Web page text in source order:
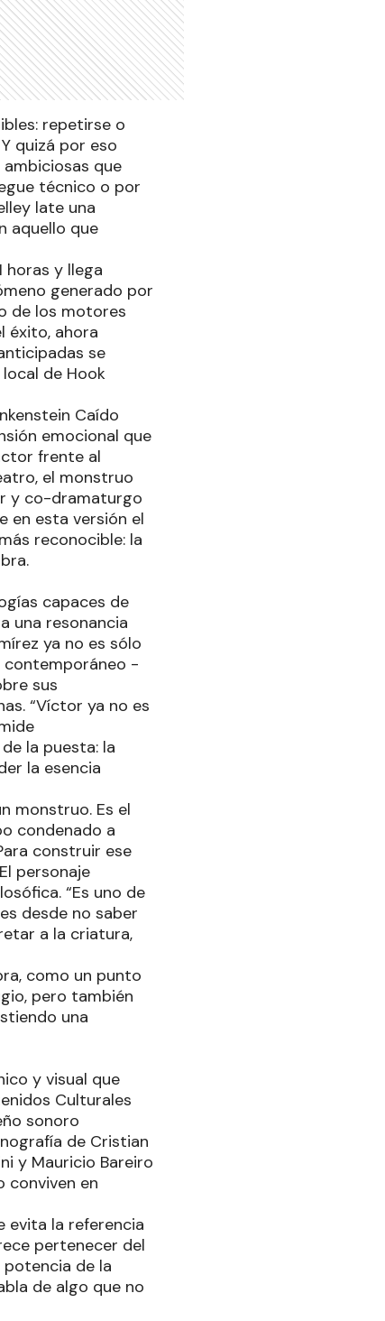
repetirse o
quizá por eso
que
técnico o por
late una
aquello que
horas y llega
generado por
de los motores
éxito, ahora
se
de Hook
Caído
emocional que
frente al
el monstruo
y co-dramaturgo
en esta versión el
reconocible: la
capaces de
una resonancia
ya no es sólo
contemporáneo -
sus
“Víctor ya no es
la puesta: la
la esencia
monstruo. Es el
condenado a
construir ese
personaje
“Es uno de
desde no saber
a la criatura,
como un punto
pero también
una
y visual que
Culturales
sonoro
de Cristian
y Mauricio Bareiro
conviven en
evita la referencia
pertenecer del
de la
de algo que no